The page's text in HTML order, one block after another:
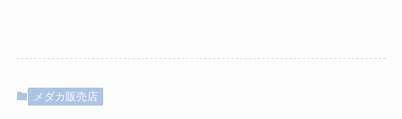
メダカ販売店